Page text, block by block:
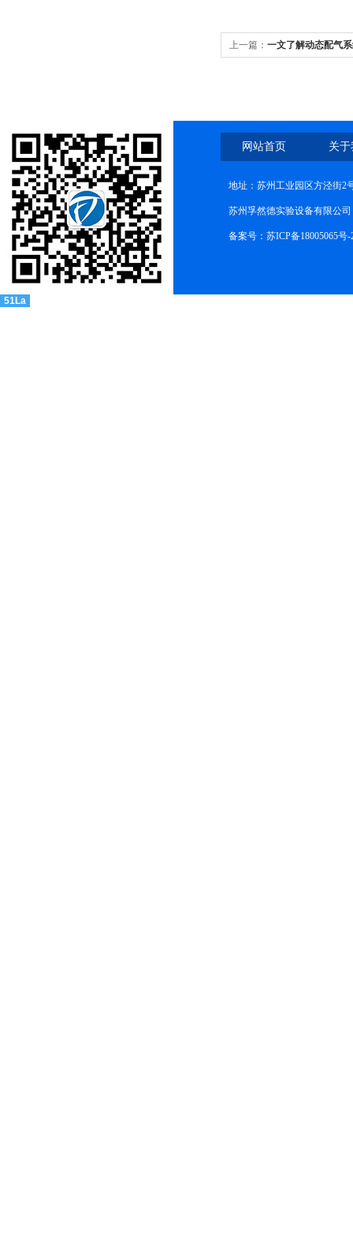
上一篇： 一文了解动态配气
网站首页 关
地址：苏州工业园区方泾街2
苏州孚然德实验设备有限公司
备案号：苏ICP备18005065号-
51La